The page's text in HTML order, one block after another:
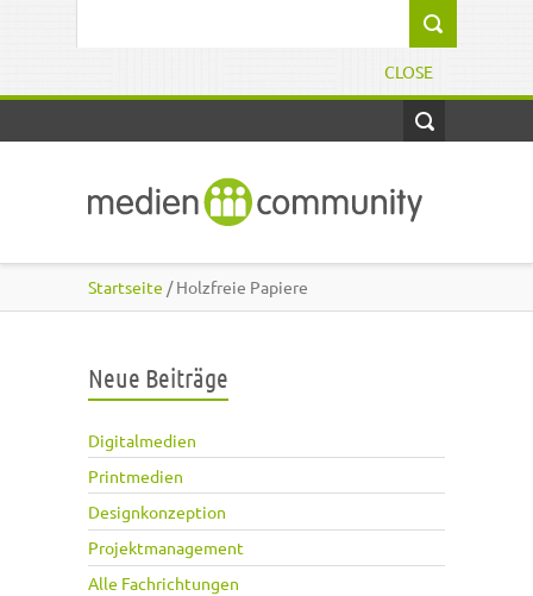
CLOSE
Startseite / Holzfreie Papiere
Neue Beiträge
Digitalmedien
Printmedien
Designkonzeption
Projektmanagement
Alle Fachrichtungen